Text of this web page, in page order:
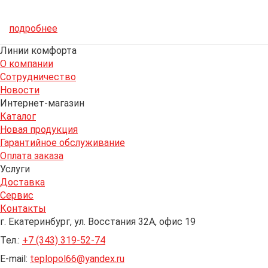
подробнее
Линии комфорта
О компании
Сотрудничество
Новости
Интернет-магазин
Каталог
Новая продукция
Гарантийное обслуживание
Оплата заказа
Услуги
Доставка
Сервис
Контакты
г. Екатеринбург, ул. Восстания 32А, офис 19
Тел.: +7 (343) 319-52-74
E-mail: teplopol66@yandex.ru